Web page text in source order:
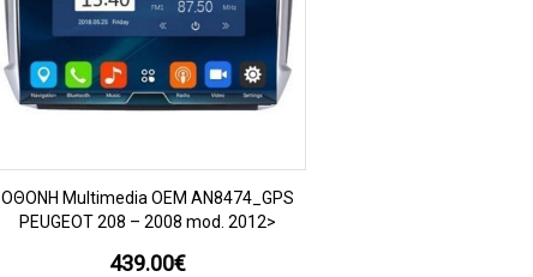
ΠΡΟΒΟΛΗ
OΘΟΝΗ Multimedia OEM AN8474_GPS
PEUGEOT 208 – 2008 mod. 2012>
439.00€